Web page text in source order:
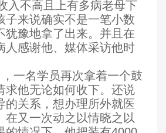
入不高且上有多病老母下
子来说确实不是一笔小数
犹豫地拿了出来。并且在
人感谢他、 媒体采访他时
一名学员再次拿着一个鼓
求他无论如何收下。还说
的关系，想办理所外就医
在又一次动之以情晓之以